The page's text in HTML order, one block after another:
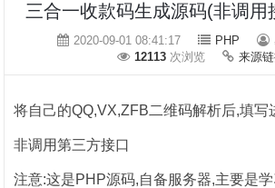
三合一收款码生成源码(非调用
2020-09-01 08:41:17
PHP
12113 次浏览 来源
将自己的QQ,VX,ZFB二维码解析后,填写
非调用第三方接口
注意:这是PHP源码,自备服务器,主要是